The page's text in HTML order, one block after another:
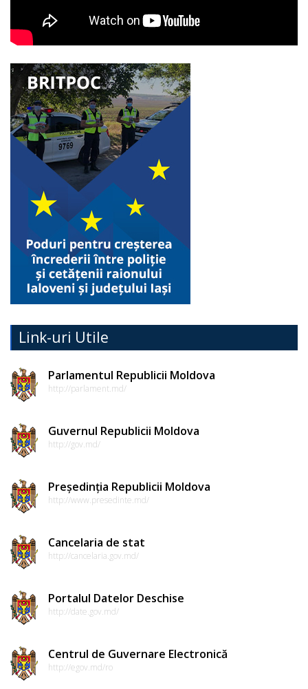
Link-uri Utile
Parlamentul Republicii Moldova
http://parlament.md/
Guvernul Republicii Moldova
http://gov.md/
Președinția Republicii Moldova
http://www.presedinte.md/
Cancelaria de stat
http://cancelaria.gov.md/
Portalul Datelor Deschise
http://date.gov.md/
Centrul de Guvernare Electronică
http://egov.md/ro